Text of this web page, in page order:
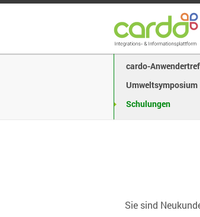
cardo-
Umweltsymposium
Schulungen
Sie sind